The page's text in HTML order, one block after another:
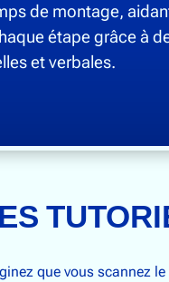
de montage,
étape grâce à
et verbales.
que vous scannez